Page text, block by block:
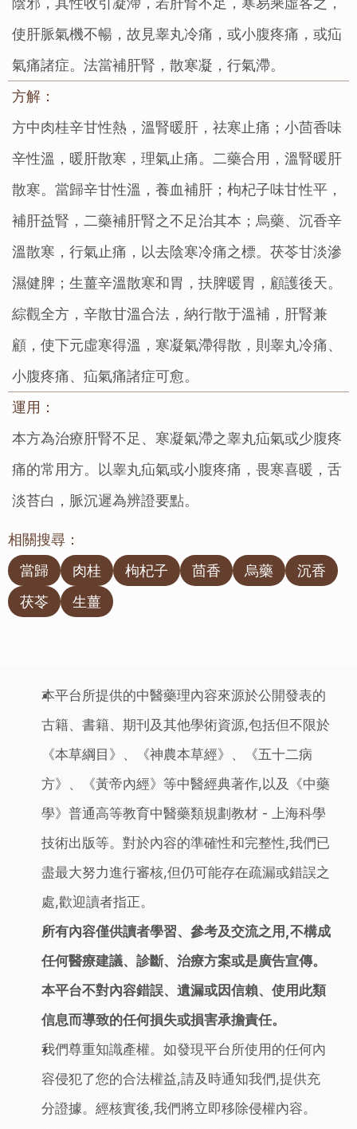
使肝脈氣機不暢，故見睾丸冷痛，或小腹疼痛，或疝
氣痛諸症。法當補肝腎，散寒凝，行氣滯。
方解：
方中肉桂辛甘性熱，溫腎暖肝，祛寒止痛；小茴香味
辛性溫，暖肝散寒，理氣止痛。二藥合用，溫腎暖肝
散寒。當歸辛甘性溫，養血補肝；枸杞子味甘性平，
補肝益腎，二藥補肝腎之不足治其本；烏藥、沉香辛
溫散寒，行氣止痛，以去陰寒冷痛之標。茯苓甘淡滲
濕健脾；生薑辛溫散寒和胃，扶脾暖胃，顧護後天。
綜觀全方，辛散甘溫合法，納行散于溫補，肝腎兼
顧，使下元虛寒得溫，寒凝氣滯得散，則睾丸冷痛、
小腹疼痛、疝氣痛諸症可愈。
運用：
本方為治療肝腎不足、寒凝氣滯之睾丸疝氣或少腹疼
痛的常用方。以睾丸疝氣或小腹疼痛，畏寒喜暖，舌
淡苔白，脈沉遲為辨證要點。
相關搜尋：
當歸
肉桂 枸杞子 茴香 烏藥
沉香
茯苓
生薑
本平台所提供的中醫藥理內容來源於公開發表的
古籍、書籍、期刊及其他學術資源,包括但不限於
《本草綱目》、《神農本草經》、《五十二病
方》、《黃帝內經》等中醫經典著作,以及《中藥
學》普通高等教育中醫藥類規劃教材 - 上海科學
技術出版等。對於內容的準確性和完整性,我們已
盡最大努力進行審核,但仍可能存在疏漏或錯誤之
處,歡迎讀者指正。
所有內容僅供讀者學習、參考及交流之用,不構成
任何醫療建議、診斷、治療方案或是廣告宣傳。
本平台不對內容錯誤、遺漏或因信賴、使用此類
信息而導致的任何損失或損害承擔責任。
我們尊重知識產權。如發現平台所使用的任何內
容侵犯了您的合法權益,請及時通知我們,提供充
分證據。經核實後,我們將立即移除侵權內容。